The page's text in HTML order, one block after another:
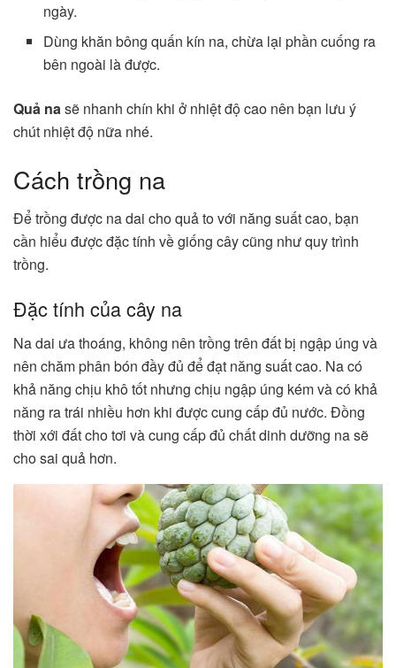
ngày.
Dùng khăn bông quấn kín na, chừa lại phần cuống ra
bên ngoài là được.
Quả nasẽ nhanh chín khi ở nhiệt độ cao nên bạn lưu ý
chút nhiệt độ nữa nhé.
Cách trồng na
Để trồng được na dai cho quả to với năng suất cao, bạn
cần hiểu được đặc tính về giống cây cũng như quy trình
trồng.
Đặc tính của cây na
Na dai ưa thoáng, không nên trồng trên đất bị ngập úng và
nên chăm phân bón đầy đủ để đạt năng suất cao. Na có
khả năng chịu khô tốt nhưng chịu ngập úng kém và có khả
năng ra trái nhiều hơn khi được cung cấp đủ nước. Đồng
thời xới đất cho tơi và cung cấp đủ chất dinh dưỡng na sẽ
cho sai quả hơn.